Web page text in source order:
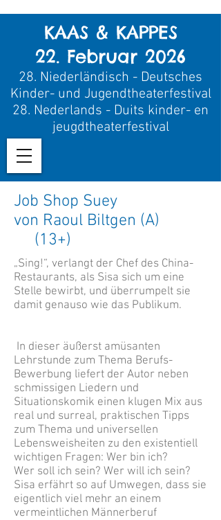
KAAS & KAPPES
22. Februar 2026
28. Niederländisch - Deutsches
Kinder- und Jugendtheaterfestival
28. Nederlands - Duits kinder- en
jeugdtheaterfestival
Job Shop Suey
von Raoul Biltgen (A)
(13+)
„Sing!“, verlangt der Chef des China-
Restaurants, als Sisa sich um eine
Stelle bewirbt, und überrumpelt sie
damit genauso wie das Publikum.
In dieser äußerst amüsanten
Lehrstunde zum Thema Berufs-
Bewerbung liefert der Autor neben
schmissigen Liedern und
Situationskomik einen klugen Mix aus
real und surreal, praktischen Tipps
zum Thema und universellen
Lebensweisheiten zu den existentiell
wichtigen Fragen: Wer bin ich?
Wer soll ich sein? Wer will ich sein?
Sisa erfährt so auf Umwegen, dass sie
eigentlich viel mehr an einem
vermeintlichen Männerberuf